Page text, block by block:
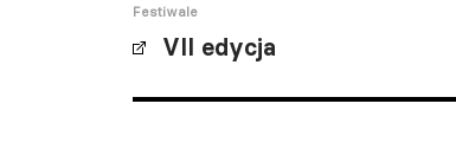
Festiwale
VII edycja